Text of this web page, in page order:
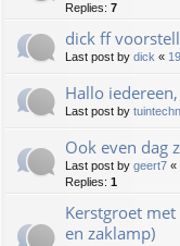
Replies: 7
dick ff
Last post by dick «
Hallo
Last post by
Ook even dag
Last post by geert7 «
Replies: 1
Kerstgroet
en zaklamp)